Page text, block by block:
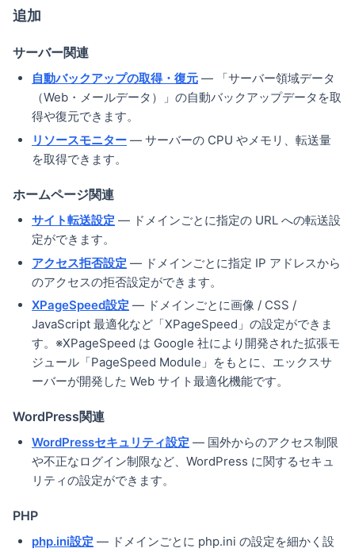
追加
サーバー関連
自動バックアップの取得・復元 — 「サーバー領域データ
（Web・メールデータ）」の自動バックアップデータを取
得や復元できます。
リソースモニター — サーバーの CPU やメモリ、転送量
を取得できます。
ホームページ関連
サイト転送設定 — ドメインごとに指定の URL への転送設
定ができます。
アクセス拒否設定 — ドメインごとに指定 IP アドレスから
のアクセスの拒否設定ができます。
XPageSpeed設定 — ドメインごとに画像 / CSS /
JavaScript 最適化など「XPageSpeed」の設定ができま
す。※XPageSpeed は Google 社により開発された拡張モ
ジュール「PageSpeed Module」をもとに、エックスサ
ーバーが開発した Web サイト最適化機能です。
WordPress関連
WordPressセキュリティ設定 — 国外からのアクセス制限
や不正なログイン制限など、WordPress に関するセキュ
リティの設定ができます。
PHP
php.ini設定 — ドメインごとに php.ini の設定を細かく設